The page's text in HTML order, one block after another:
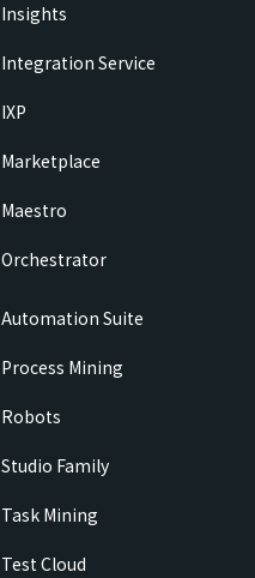
Insights
Integration Service
IXP
Marketplace
Maestro
Orchestrator
Automation Suite
Process Mining
Robots
Studio Family
Task Mining
Test Cloud